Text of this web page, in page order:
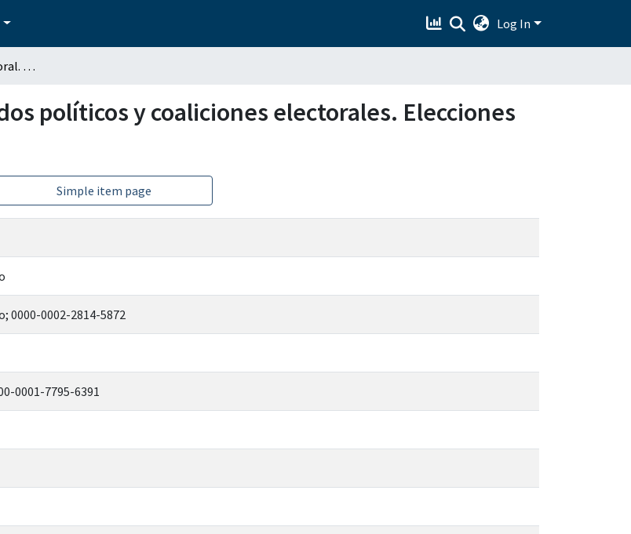
Log In
Competitividad electoral. Partidos políticos y coaliciones electorales. Elecciones de gubernaturas 2021-2024
políticos y coaliciones electorales. Elecciones
Simple item page
0000-0002-2814-5872
0001-7795-6391